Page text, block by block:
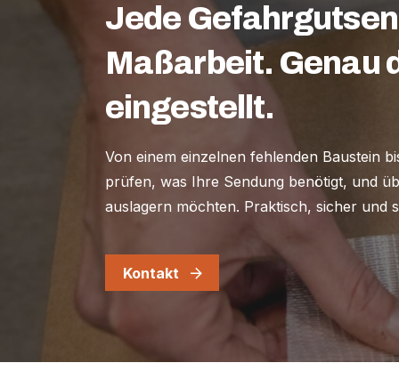
Jede
Maßarbeit. Genau
eingestellt.
Von einem einzelnen fehlenden Baustein
prüfen, was Ihre Sendung benötigt, und
auslagern möchten. Praktisch, sicher und
Kontakt